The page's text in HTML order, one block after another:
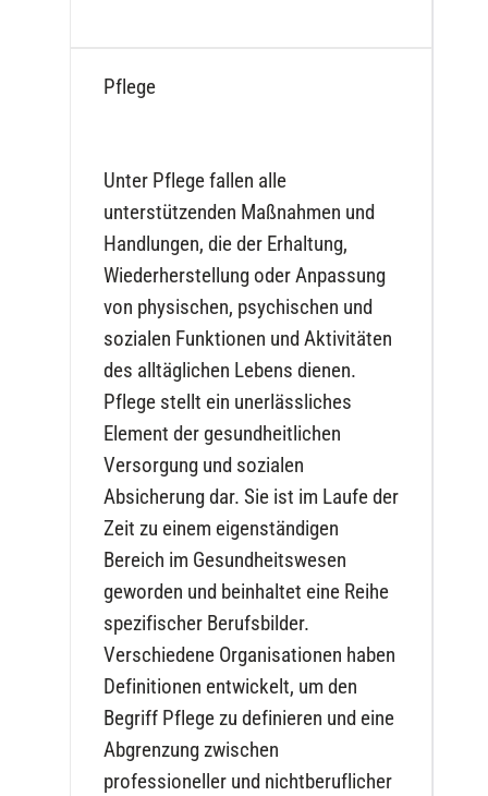
Pflege
Unter Pflege fallen alle
unterstützenden Maßnahmen und
Handlungen, die der Erhaltung,
Wiederherstellung oder Anpassung
von physischen, psychischen und
sozialen Funktionen und Aktivitäten
des alltäglichen Lebens dienen.
Pflege stellt ein unerlässliches
Element der gesundheitlichen
Versorgung und sozialen
Absicherung dar. Sie ist im Laufe der
Zeit zu einem eigenständigen
Bereich im Gesundheitswesen
geworden und beinhaltet eine Reihe
spezifischer Berufsbilder.
Verschiedene Organisationen haben
Definitionen entwickelt, um den
Begriff Pflege zu definieren und eine
Abgrenzung zwischen
professioneller und nichtberuflicher